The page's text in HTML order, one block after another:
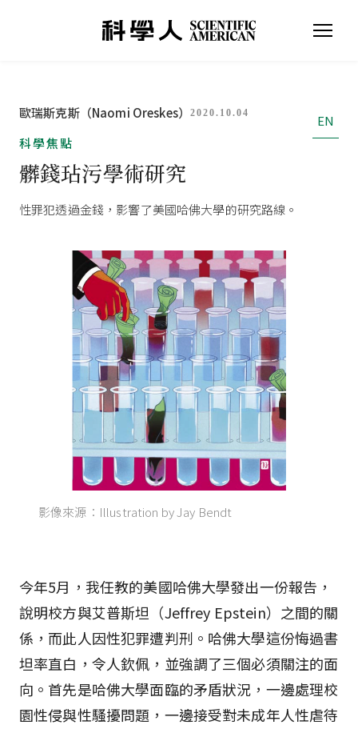
歐瑞斯克斯（Naomi Oreskes）2020.10.04
EN
科學焦點
髒錢玷污學術研究
性罪犯透過金錢，影響了美國哈佛大學的研究路線。
影像來源：Illustration by Jay Bendt
今年5月，我任教的美國哈佛大學發出一份報告，
說明校方與艾普斯坦（Jeffrey Epstein）之間的關
係，而此人因性犯罪遭判刑。哈佛大學這份悔過書
坦率直白，令人欽佩，並強調了三個必須關注的面
向。首先是哈佛大學面臨的矛盾狀況，一邊處理校
園性侵與性騷擾問題，一邊接受對未成年人性虐待